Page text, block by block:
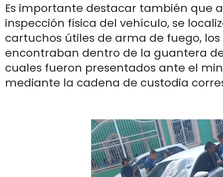
Es importante destacar también que
inspección física del vehículo, se
cartuchos útiles de arma de fuego, los
encontraban dentro de la guantera
cuales fueron presentados ante el
mediante la cadena de custodia